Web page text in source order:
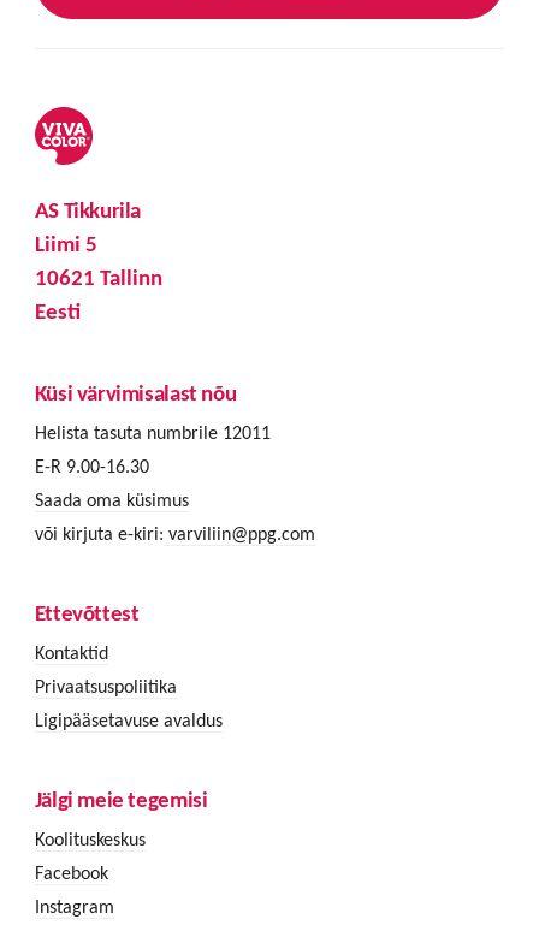
AS Tikkurila
Liimi 5
10621 Tallinn
Eesti
Küsi värvimisalast nõu
Helista tasuta numbrile 12011
E-R 9.00-16.30
Saada oma küsimus
või kirjuta e-kiri: varviliin@ppg.com
Ettevõttest
Kontaktid
Privaatsuspoliitika
Ligipääsetavuse avaldus
Jälgi meie tegemisi
Koolituskeskus
Facebook
Instagram